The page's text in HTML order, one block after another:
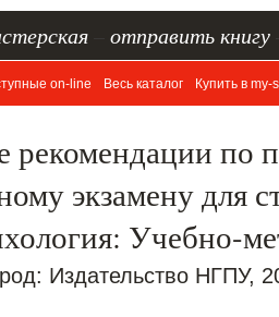
отправить книгу
on-line Весь каталог Купить в my-
по
экзамену для
Учебно-
Издательство НГПУ,